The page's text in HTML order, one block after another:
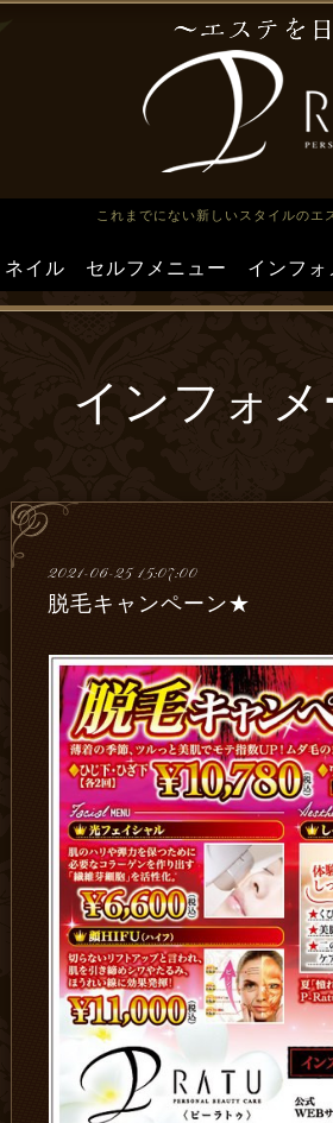
これまでにない新しいスタイルのエ
ネイル セルフメニュー インフォ
インフォ
2021-06-25 15:07:00
脱毛キャンペーン★